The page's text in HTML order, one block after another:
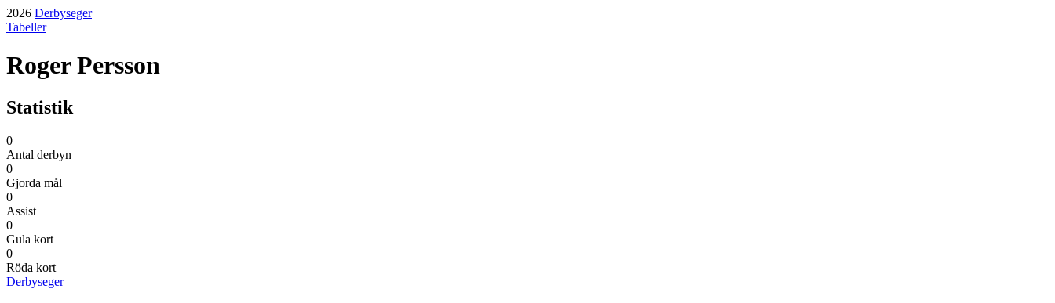
2026 Derbyseger
Tabeller
Roger Persson
Statistik
0
Antal derbyn
0
Gjorda mål
0
Assist
0
Gula kort
0
Röda kort
Derbyseger